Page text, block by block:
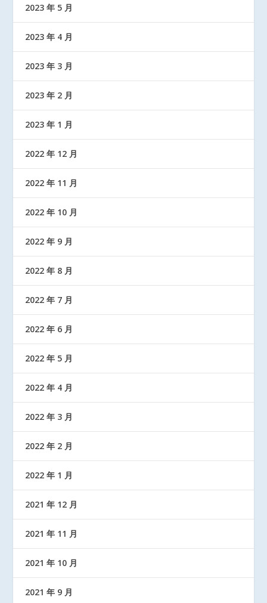
2023 年 5 月
2023 年 4 月
2023 年 3 月
2023 年 2 月
2023 年 1 月
2022 年 12 月
2022 年 11 月
2022 年 10 月
2022 年 9 月
2022 年 8 月
2022 年 7 月
2022 年 6 月
2022 年 5 月
2022 年 4 月
2022 年 3 月
2022 年 2 月
2022 年 1 月
2021 年 12 月
2021 年 11 月
2021 年 10 月
2021 年 9 月